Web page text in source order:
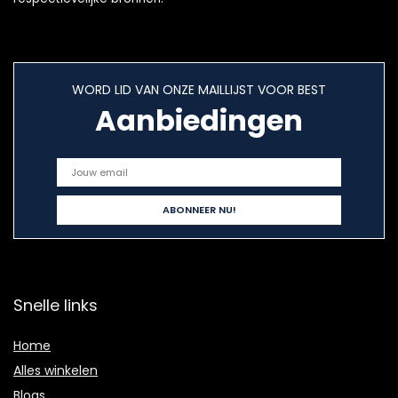
WORD LID VAN ONZE MAILLIJST VOOR BEST
Aanbiedingen
Snelle links
Home
Alles winkelen